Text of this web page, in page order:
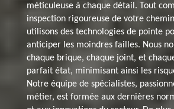
méticuleuse à chaque détail. Tout
inspection rigoureuse de votre
utilisons des technologies de pointe
anticiper les moindres failles. Nous
chaque brique, chaque joint, et
parfait état, minimisant ainsi les
Notre équipe de spécialistes,
métier, est formée aux dernières